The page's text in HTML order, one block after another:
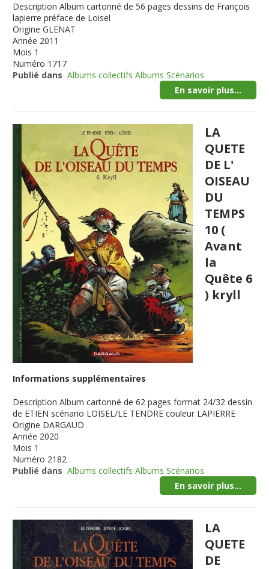
Description Album cartonné de 56 pages dessins de François
lapierre préface de Loisel
Origine GLENAT
Année 2011
Mois 1
Numéro 1717
Publié dans Albums collectifs Albums Scénarios
En savoir plus...
LA
QUETE
DE L'
OISEAU
DU
TEMPS
10 (
Avant
la
Quête 6
) kryll
Informations supplémentaires
Description Album cartonné de 62 pages format 24/32 dessin
de ETIEN scénario LOISEL/LE TENDRE couleur LAPIERRE
Origine DARGAUD
Année 2020
Mois 1
Numéro 2182
Publié dans Albums collectifs Albums Scénarios
En savoir plus...
LA
QUETE
DE